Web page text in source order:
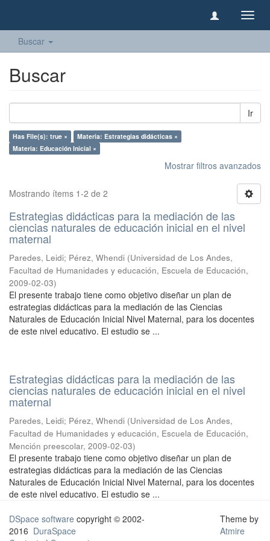
Buscar
Buscar
Ir
Has File(s): true ×
Materia: Estrategias didácticas ×
Materia: Educación Inicial ×
Mostrar filtros avanzados
Mostrando ítems 1-2 de 2
Estrategias didácticas para la mediación de las
ciencias naturales de educación inicial en el nivel
maternal
Paredes, Leidi; Pérez, Whendi (Universidad de Los Andes,
Facultad de Humanidades y educación, Escuela de Educación,
2009-02-03)
El presente trabajo tiene como objetivo diseñar un plan de
estrategias didácticas para la mediación de las Ciencias
Naturales de Educación Inicial Nivel Maternal, para los docentes
de este nivel educativo. El estudio se ...
Estrategias didácticas para la mediación de las
ciencias naturales de educación inicial en el nivel
maternal
Paredes, Leidi; Pérez, Whendi (Universidad de Los Andes,
Facultad de Humanidades y educación, Escuela de Educación,
Mención preescolar, 2009-02-03)
El presente trabajo tiene como objetivo diseñar un plan de
estrategias didácticas para la mediación de las Ciencias
Naturales de Educación Inicial Nivel Maternal, para los docentes
de este nivel educativo. El estudio se ...
DSpace software copyright © 2002-
2016 DuraSpace
Theme by
Atmire